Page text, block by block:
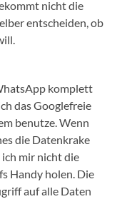
nicht die
entscheiden, ob
komplett
das Googlefreie
benutze. Wenn
die Datenkrake
mir nicht die
Handy holen. Die
auf alle Daten